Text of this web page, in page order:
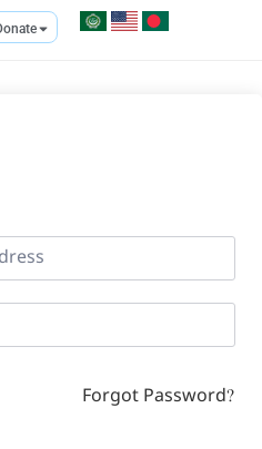
Forgot Password?